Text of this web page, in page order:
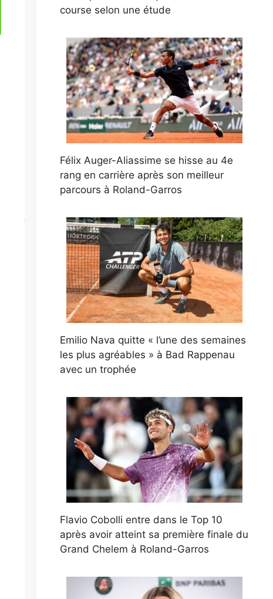
course selon une étude
Félix Auger-Aliassime se hisse au 4e
rang en carrière après son meilleur
parcours à Roland-Garros
Emilio Nava quitte « l’une des semaines
les plus agréables » à Bad Rappenau
avec un trophée
Flavio Cobolli entre dans le Top 10
après avoir atteint sa première finale du
Grand Chelem à Roland-Garros